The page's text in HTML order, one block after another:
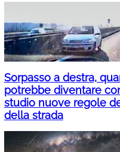
Sorpasso a destra,
potrebbe diventare
studio nuove regole
della strada